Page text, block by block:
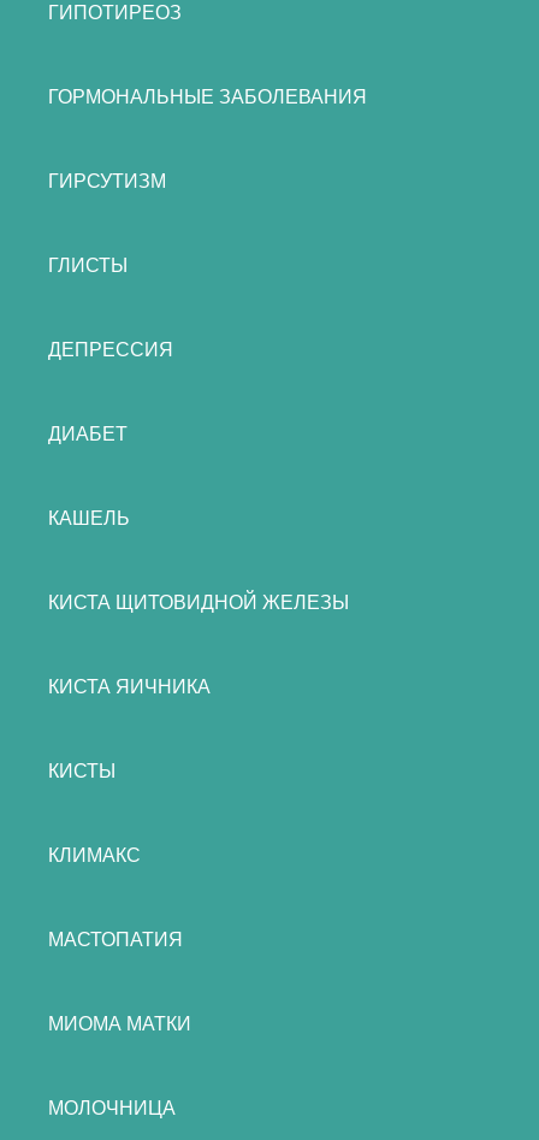
ГИПОТИРЕОЗ
ГОРМОНАЛЬНЫЕ ЗАБОЛЕВАНИЯ
ГИРСУТИЗМ
ГЛИСТЫ
ДЕПРЕССИЯ
ДИАБЕТ
КАШЕЛЬ
КИСТА ЩИТОВИДНОЙ ЖЕЛЕЗЫ
КИСТА ЯИЧНИКА
КИСТЫ
КЛИМАКС
МАСТОПАТИЯ
МИОМА МАТКИ
МОЛОЧНИЦА